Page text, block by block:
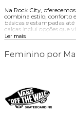
Na Rock City,
combina estilo, conforto
básicas e estampadas
calças inclui opções que
além de tênis que aliam
nossos acessórios
look.
Ler mais
Feminino por